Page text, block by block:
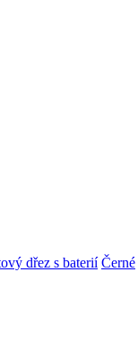
dřez s baterií Černé